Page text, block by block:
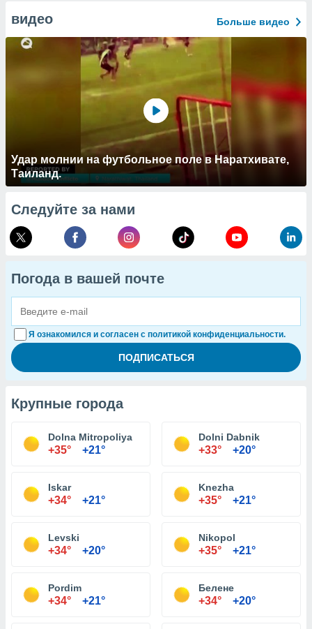
видео Больше видео
Удар молнии на футбольное поле в Наратхивате,
Таиланд.
Следуйте за нами
Погода в вашей почте
Я ознакомился и согласен с политикой конфиденциальности.
Крупные города
Dolna Mitropoliya
+35° +21°
Dolni Dabnik
+33° +20°
Iskar
+34° +21°
Knezha
+35° +21°
Levski
+34° +20°
Nikopol
+35° +21°
Pordim
+34° +21°
Белене
+34° +20°